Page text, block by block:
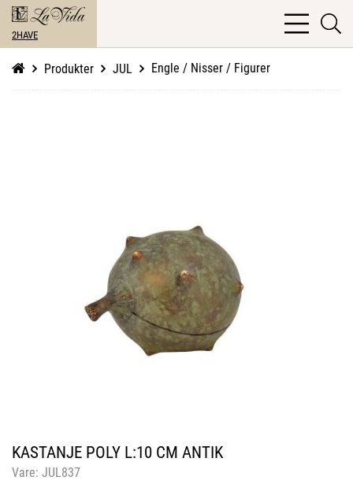
2HAVE
bars
light
Produkter JUL Engle / Nisser / Figurer
KASTANJE POLY L:10 CM ANTIK
Vare: JUL837